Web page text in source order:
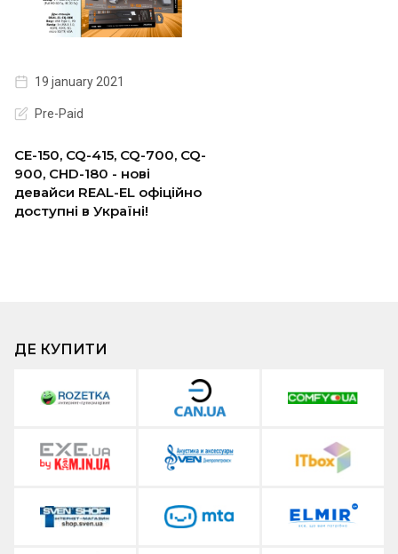
19 january 2021
Pre-Paid
CE-150, CQ-415, CQ-700, CQ-
900, CHD-180 - нові
девайси REAL-EL офіційно
доступні в Україні!
ДЕ КУПИТИ